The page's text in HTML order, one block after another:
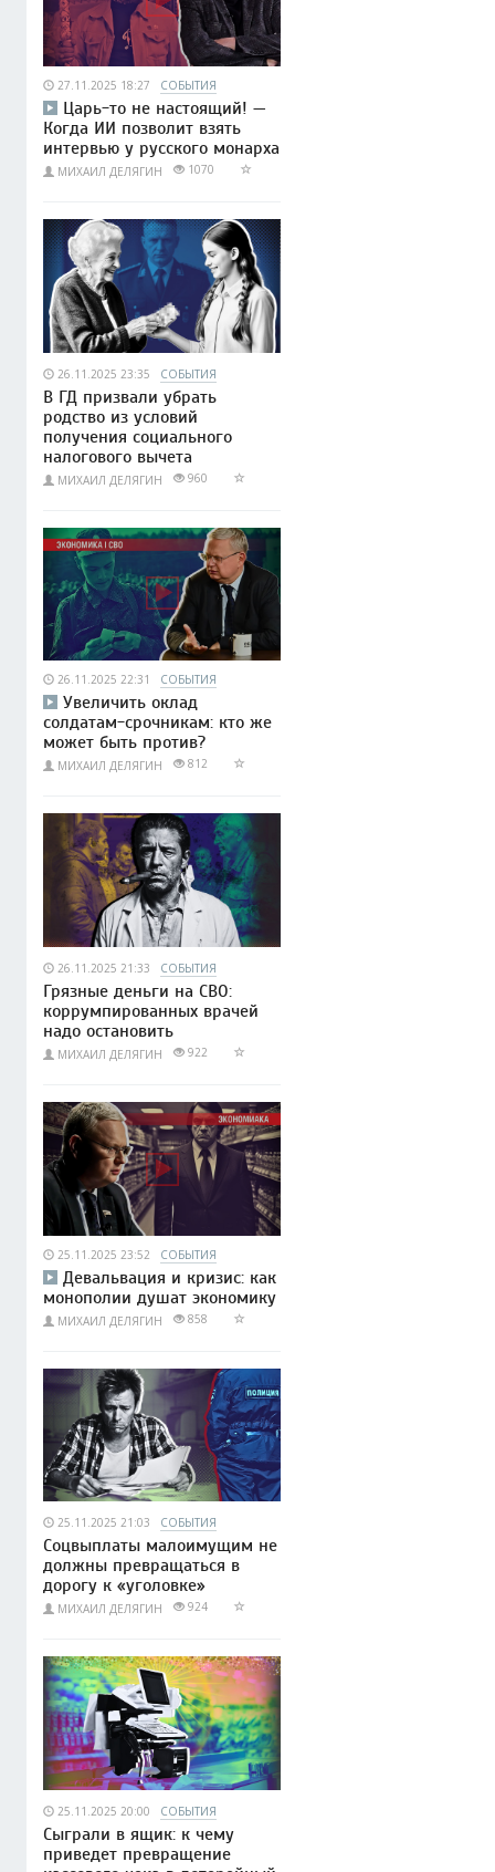
27.11.2025 18:27 СОБЫТИЯ
Царь-то не настоящий! —
Когда ИИ позволит взять
интервью у русского монарха
МИХАИЛ ДЕЛЯГИН 1070
26.11.2025 23:35 СОБЫТИЯ
В ГД призвали убрать
родство из условий
получения социального
налогового вычета
МИХАИЛ ДЕЛЯГИН 960
26.11.2025 22:31 СОБЫТИЯ
Увеличить оклад
солдатам-срочникам: кто же
может быть против?
МИХАИЛ ДЕЛЯГИН 812
26.11.2025 21:33 СОБЫТИЯ
Грязные деньги на СВО:
коррумпированных врачей
надо остановить
МИХАИЛ ДЕЛЯГИН 922
25.11.2025 23:52 СОБЫТИЯ
Девальвация и кризис: как
монополии душат экономику
МИХАИЛ ДЕЛЯГИН 858
25.11.2025 21:03 СОБЫТИЯ
Соцвыплаты малоимущим не
должны превращаться в
дорогу к «уголовке»
МИХАИЛ ДЕЛЯГИН 924
25.11.2025 20:00 СОБЫТИЯ
Сыграли в ящик: к чему
приведет превращение